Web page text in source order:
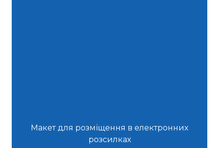
Макет для розміщення в електронних
розсилках